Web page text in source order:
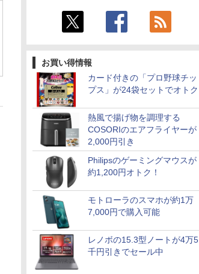
お買い得情報
カード付きの「プロ野球チッ
プス」が24袋セットでオトク
熱風で揚げ物を調理する
COSORIのエアフライヤーが
2,000円引き
Philipsのゲーミングマウスが
約1,200円オトク！
モトローラのスマホが約1万
7,000円で購入可能
レノボの15.3型ノートが4万5
千円引きでセール中